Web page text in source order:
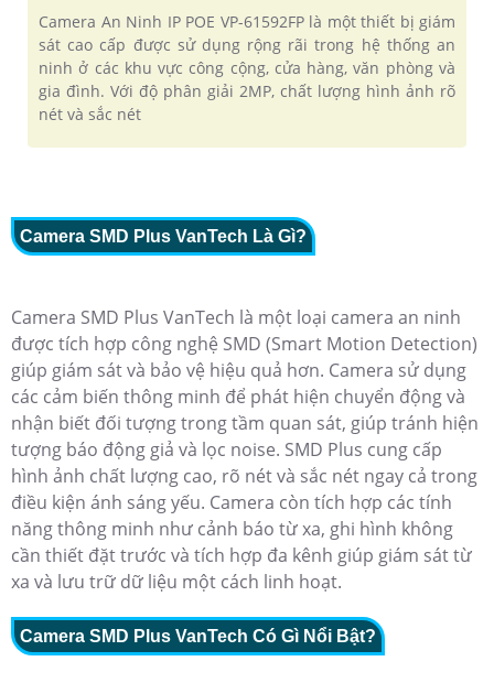
Camera An Ninh IP POE VP-61592FP là một thiết bị giám
sát cao cấp được sử dụng rộng rãi trong hệ thống an
ninh ở các khu vực công cộng, cửa hàng, văn phòng và
gia đình. Với độ phân giải 2MP, chất lượng hình ảnh rõ
nét và sắc nét
Camera SMD Plus VanTech Là Gì?
Camera SMD Plus VanTech là một loại camera an ninh
được tích hợp công nghệ SMD (Smart Motion Detection)
giúp giám sát và bảo vệ hiệu quả hơn. Camera sử dụng
các cảm biến thông minh để phát hiện chuyển động và
nhận biết đối tượng trong tầm quan sát, giúp tránh hiện
tượng báo động giả và lọc noise. SMD Plus cung cấp
hình ảnh chất lượng cao, rõ nét và sắc nét ngay cả trong
điều kiện ánh sáng yếu. Camera còn tích hợp các tính
năng thông minh như cảnh báo từ xa, ghi hình không
cần thiết đặt trước và tích hợp đa kênh giúp giám sát từ
xa và lưu trữ dữ liệu một cách linh hoạt.
Camera SMD Plus VanTech Có Gì Nổi Bật?